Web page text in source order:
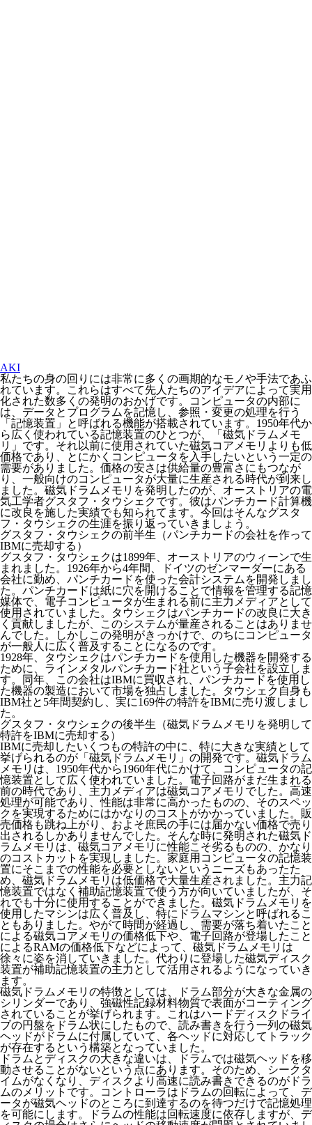
AKI
私たちの身の回りには非常に多くの画期的なモノや手法であふ
れています。これらはすべて先人たちのアイデアによって実用
化された数多くの発明のおかげです。コンピュータの内部に
は、データとプログラムを記憶し、参照・変更の処理を行う
「記憶装置」と呼ばれる機能が搭載されています。1950年代か
ら広く使われている記憶装置のひとつが、「磁気ドラムメモ
リ」です。それ以前に使用されていた磁気コアメモリよりも低
価格であり、とにかくコンピュータを入手したいという一定の
需要がありました。価格の安さは供給量の豊富さにもつなが
り、一般向けのコンピュータが大量に生産される時代が到来し
ました。磁気ドラムメモリを発明したのが、オーストリアの電
気工学者グスタフ・タウシェクです。彼はパンチカード計算機
に改良を施した実績でも知られてます。今回はそんなグスタ
フ・タウシェクの生涯を振り返っていきましょう。
グスタフ・タウシェクの前半生（パンチカードの会社を作って
IBMに売却する）
グスタフ・タウシェクは1899年、オーストリアのウィーンで生
まれました。1926年から4年間、ドイツのゼンマーダーにある
会社に勤め、パンチカードを使った会計システムを開発しまし
た。パンチカードは紙に穴を開けることで情報を管理する記憶
媒体で、電子コンピュータが生まれる前に主力メディアとして
使用されていました。タウシェクはパンチカードの改良に大き
く貢献しましたが、このシステムが量産されることはありませ
んでした。しかしこの発明がきっかけで、のちにコンピュータ
が一般人に広く普及することになるのです。
1928年、タウシェクはパンチカードを使用した機器を開発する
ために、ラインメタルパンチカード社という子会社を設立しま
す。同年、この会社はIBMに買収され、パンチカードを使用し
た機器の製造において市場を独占しました。タウシェク自身も
IBM社と5年間契約し、実に169件の特許をIBMに売り渡しまし
た。
グスタフ・タウシェクの後半生（磁気ドラムメモリを発明して
特許をIBMに売却する）
IBMに売却したいくつもの特許の中に、特に大きな実績として
挙げられるのが「磁気ドラムメモリ」の開発です。磁気ドラム
メモリは、1950年代から1960年代にかけて、コンピュータの記
憶装置として広く使われていました。電子回路がまだ生まれる
前の時代であり、主力メディアは磁気コアメモリでした。高速
処理が可能であり、性能は非常に高かったものの、そのスペッ
クを実現するためにはかなりのコストがかかっていました。販
売価格も跳ね上がり、およそ庶民の手には届かない価格で売り
出されるしかありませんでした。そんな時に発明された磁気ド
ラムメモリは、磁気コアメモリに性能こそ劣るものの、かなり
のコストカットを実現しました。家庭用コンピュータの記憶装
置にそこまでの性能を必要としないというニーズもあったた
め、磁気ドラムメモリは低価格で大量生産されました。主力記
憶装置ではなく補助記憶装置で使う方が向いていましたが、そ
れでも十分に使用することができました。磁気ドラムメモリを
使用したマシンは広く普及し、特にドラムマシンと呼ばれるこ
ともありました。やがて時間が経過し、需要が落ち着いたこと
による磁気コアメモリの価格低下や、電子回路が登場したこと
によるRAMの価格低下などによって、磁気ドラムメモリは
徐々に姿を消していきました。代わりに登場した磁気ディスク
装置が補助記憶装置の主力として活用されるようになっていき
ます。
磁気ドラムメモリの特徴としては、ドラム部分が大きな金属の
シリンダーであり、強磁性記録材料物質で表面がコーティング
されていることが挙げられます。これはハードディスクドライ
ブの円盤をドラム状にしたもので、読み書きを行う一列の磁気
ヘッドがドラムに付属していて、各ヘッドに対応してトラック
が存在するという構築となっていました。
ドラムとディスクの大きな違いは、ドラムでは磁気ヘッドを移
動させることがないという点にあります。そのため、シークタ
イムがなくなり、ディスクより高速に読み書きできるのがドラ
ムのメリットです。コントローラはドラムの回転によって、デ
ータが磁気ヘッドのところに到達するのを待つだけで記憶処理
を可能にします。ドラムの性能は回転速度に依存しますが、デ